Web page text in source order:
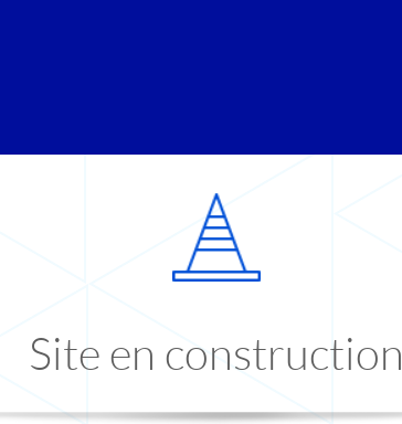
Site en construction